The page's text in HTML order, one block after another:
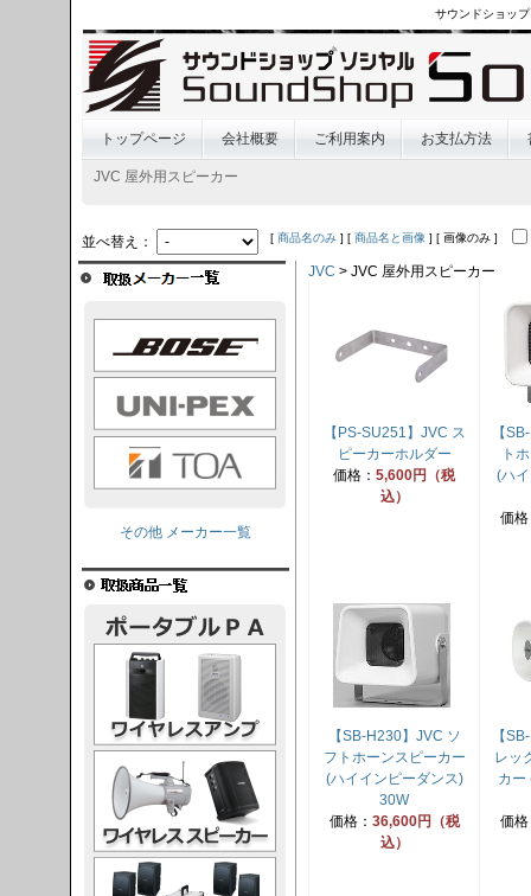
サウンドショッ
トップページ 会社概要 ご利用案内 お支払方法
JVC 屋外用スピーカー
並べ替え： [ 商品名のみ ] [ 商品名と画像 ] [ 画像のみ ]
JVC > JVC 屋外用スピーカー
【PS-SU251】JVC ス
ピーカーホルダー
価格： 5,600円（税
込）
【
ト
(ハ
価
【SB-H230】JVC ソ
フトホーンスピーカー
(ハイインピーダンス)
30W
価格： 36,600円（税
込）
【
レッ
カー
価
その他 メーカー一覧